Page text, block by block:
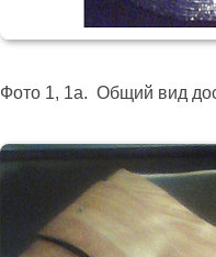
Фото 1, 1а. Общий вид